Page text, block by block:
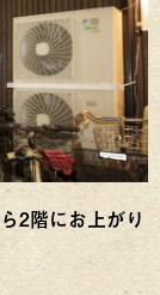
2階にお上がり